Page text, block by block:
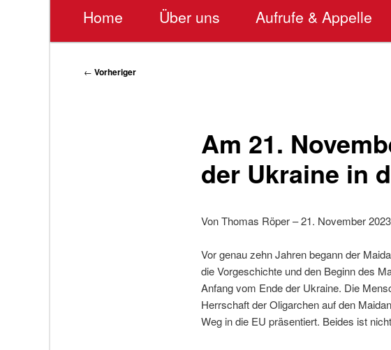
Home Über uns Aufrufe & Appelle
Beitragsnavigation
← Vorheriger
Am 21.
der Ukraine in
Von Thomas Röper – 21. November 2023
Vor genau zehn Jahren begann der
die Vorgeschichte und den Beginn des
Anfang vom Ende der Ukraine. Die
Herrschaft der Oligarchen auf den
Weg in die EU präsentiert. Beides ist